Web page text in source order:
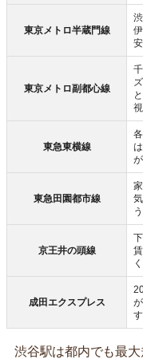
東京メトロ半蔵門線
東京メトロ副都心線
東急東横線
東急田園都市線
京王井の頭線
成田エクスプレス
渋谷駅は都内でも最